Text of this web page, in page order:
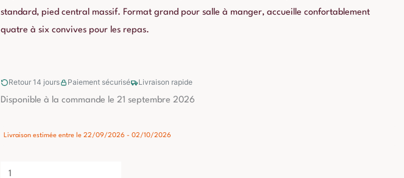
standard, pied central massif. Format grand pour salle à manger, accueille confortablement
quatre à six convives pour les repas.
Retour 14 jours Paiement sécurisé
Livraison rapide
Disponible à la commande le 21 septembre 2026
Livraison estimée entre le 22/09/2026 - 02/10/2026
quantité
Table
Manger